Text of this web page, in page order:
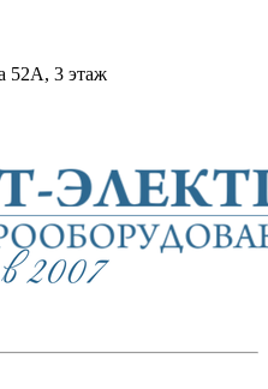
52А, 3 этаж